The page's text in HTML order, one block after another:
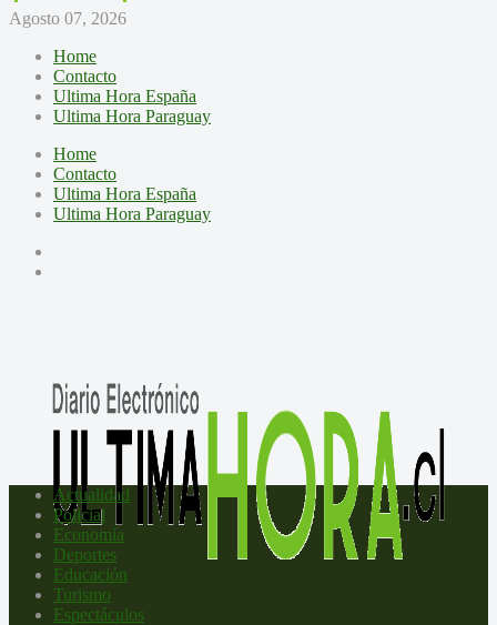
Agosto 07, 2026
Home
Contacto
Ultima Hora España
Ultima Hora Paraguay
Home
Contacto
Ultima Hora España
Ultima Hora Paraguay
Actualidad
Policial
Economía
Deportes
Educación
Turismo
Espectáculos